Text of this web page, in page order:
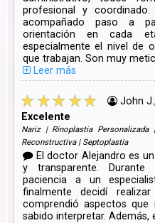
profesional y
acompañado paso a
orientación en cada
especialmente el nivel de
que trabajan. Son muy
Leer más
John
Excelente
Nariz | Rinoplastia Personalizada
Reconstructiva | Septoplastia
El doctor Alejandro es
y transparente.
paciencia a un
finalmente decidí
comprendió aspectos
sabido interpretar. Además,